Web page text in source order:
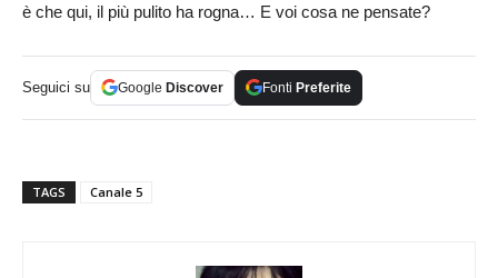
è che qui, il più pulito ha rogna… E voi cosa ne pensate?
Seguici su Google Discover Fonti Preferite
TAGS Canale 5